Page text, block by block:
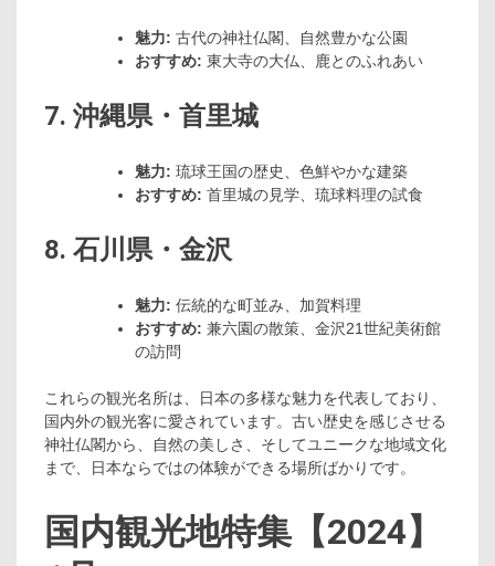
魅力: 古代の神社仏閣、自然豊かな公園
おすすめ: 東大寺の大仏、鹿とのふれあい
7. 沖縄県・首里城
魅力: 琉球王国の歴史、色鮮やかな建築
おすすめ: 首里城の見学、琉球料理の試食
8. 石川県・金沢
魅力: 伝統的な町並み、加賀料理
おすすめ: 兼六園の散策、金沢21世紀美術館
の訪問
これらの観光名所は、日本の多様な魅力を代表しており、
国内外の観光客に愛されています。古い歴史を感じさせる
神社仏閣から、自然の美しさ、そしてユニークな地域文化
まで、日本ならではの体験ができる場所ばかりです。
国内観光地特集【2024】